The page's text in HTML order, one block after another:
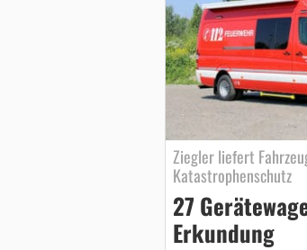
Ziegler liefert
Katastrophenschutz
27
Erkundung